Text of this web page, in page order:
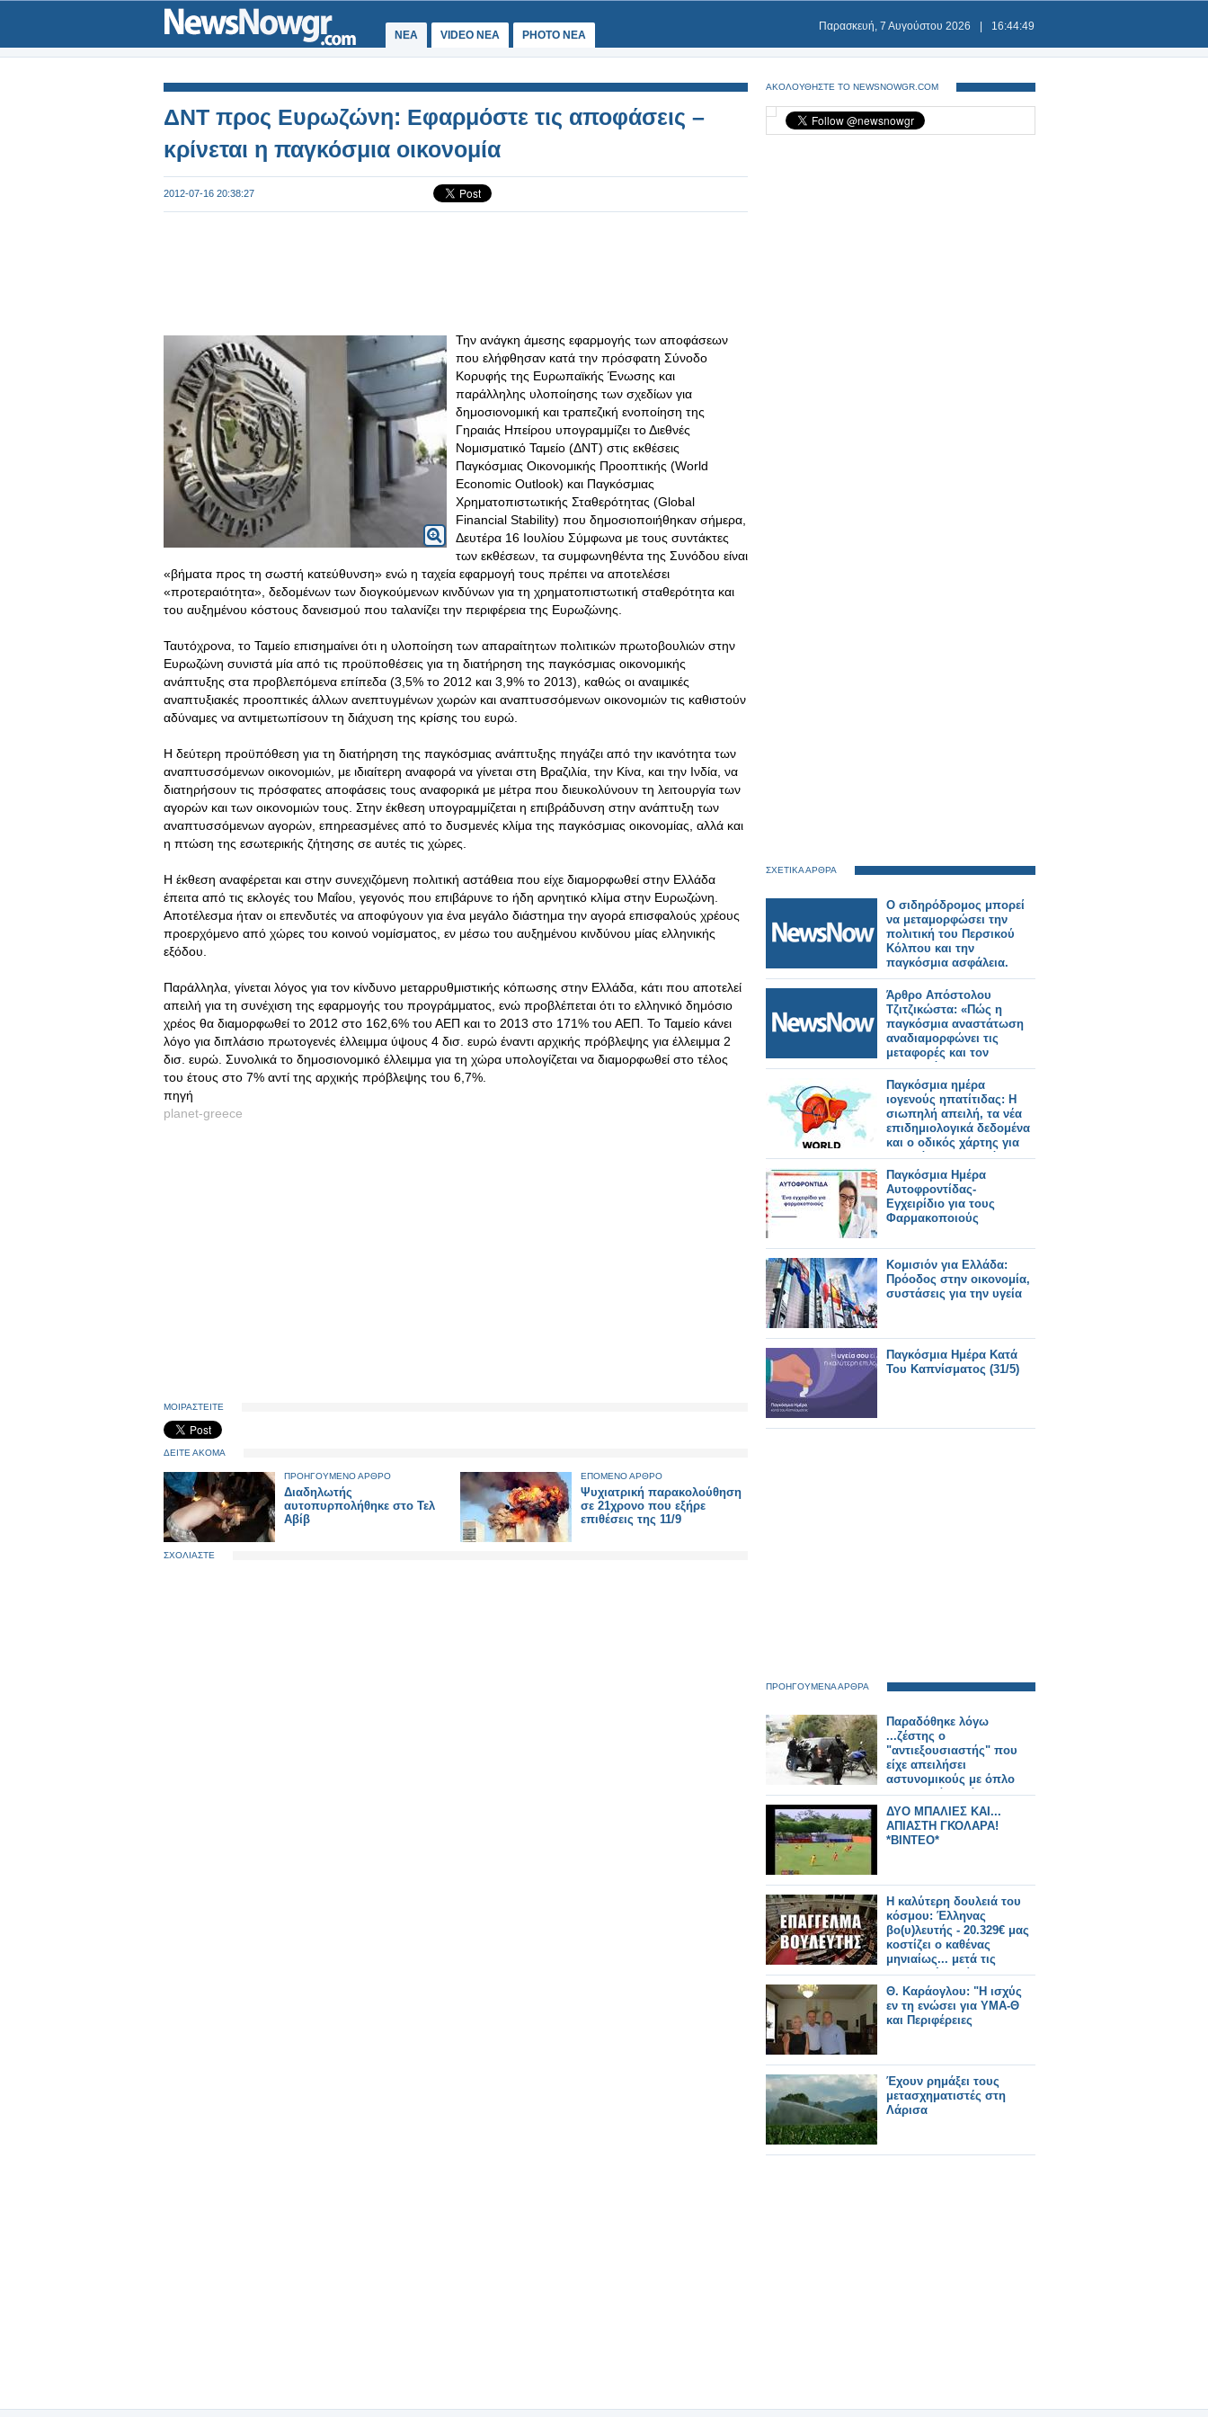
ΝΕΑ VIDEO NEA PHOTO NEA
Παρασκευή, 7 Αυγούστου 2026 16:44:50
ΔΝΤ προς Ευρωζώνη: Εφαρμόστε τις αποφάσεις –
κρίνεται η παγκόσμια οικονομία
2012-07-16 20:38:27
Την ανάγκη άμεσης εφαρμογής των αποφάσεων
που ελήφθησαν κατά την πρόσφατη Σύνοδο
Κορυφής της Ευρωπαϊκής Ένωσης και
παράλληλης υλοποίησης των σχεδίων για
δημοσιονομική και τραπεζική ενοποίηση της
Γηραιάς Ηπείρου υπογραμμίζει το Διεθνές
Νομισματικό Ταμείο (ΔΝΤ) στις εκθέσεις
Παγκόσμιας Οικονομικής Προοπτικής (World
Economic Outlook) και Παγκόσμιας
Χρηματοπιστωτικής Σταθερότητας (Global
Financial Stability) που δημοσιοποιήθηκαν σήμερα,
Δευτέρα 16 Ιουλίου Σύμφωνα με τους συντάκτες
των εκθέσεων, τα συμφωνηθέντα της Συνόδου είναι
«βήματα προς τη σωστή κατεύθυνση» ενώ η ταχεία εφαρμογή τους πρέπει να αποτελέσει
«προτεραιότητα», δεδομένων των διογκούμενων κινδύνων για τη χρηματοπιστωτική σταθερότητα και
του αυξημένου κόστους δανεισμού που ταλανίζει την περιφέρεια της Ευρωζώνης.
Ταυτόχρονα, το Ταμείο επισημαίνει ότι η υλοποίηση των απαραίτητων πολιτικών πρωτοβουλιών στην
Ευρωζώνη συνιστά μία από τις προϋποθέσεις για τη διατήρηση της παγκόσμιας οικονομικής
ανάπτυξης στα προβλεπόμενα επίπεδα (3,5% το 2012 και 3,9% το 2013), καθώς οι αναιμικές
αναπτυξιακές προοπτικές άλλων ανεπτυγμένων χωρών και αναπτυσσόμενων οικονομιών τις καθιστούν
αδύναμες να αντιμετωπίσουν τη διάχυση της κρίσης του ευρώ.
Η δεύτερη προϋπόθεση για τη διατήρηση της παγκόσμιας ανάπτυξης πηγάζει από την ικανότητα των
αναπτυσσόμενων οικονομιών, με ιδιαίτερη αναφορά να γίνεται στη Βραζιλία, την Κίνα, και την Ινδία, να
διατηρήσουν τις πρόσφατες αποφάσεις τους αναφορικά με μέτρα που διευκολύνουν τη λειτουργία των
αγορών και των οικονομιών τους. Στην έκθεση υπογραμμίζεται η επιβράδυνση στην ανάπτυξη των
αναπτυσσόμενων αγορών, επηρεασμένες από το δυσμενές κλίμα της παγκόσμιας οικονομίας, αλλά και
η πτώση της εσωτερικής ζήτησης σε αυτές τις χώρες.
Η έκθεση αναφέρεται και στην συνεχιζόμενη πολιτική αστάθεια που είχε διαμορφωθεί στην Ελλάδα
έπειτα από τις εκλογές του Μαΐου, γεγονός που επιβάρυνε το ήδη αρνητικό κλίμα στην Ευρωζώνη.
Αποτέλεσμα ήταν οι επενδυτές να αποφύγουν για ένα μεγάλο διάστημα την αγορά επισφαλούς χρέους
προερχόμενο από χώρες του κοινού νομίσματος, εν μέσω του αυξημένου κινδύνου μίας ελληνικής
εξόδου.
Παράλληλα, γίνεται λόγος για τον κίνδυνο μεταρρυθμιστικής κόπωσης στην Ελλάδα, κάτι που αποτελεί
απειλή για τη συνέχιση της εφαρμογής του προγράμματος, ενώ προβλέπεται ότι το ελληνικό δημόσιο
χρέος θα διαμορφωθεί το 2012 στο 162,6% του ΑΕΠ και το 2013 στο 171% του ΑΕΠ. Το Ταμείο κάνει
λόγο για διπλάσιο πρωτογενές έλλειμμα ύψους 4 δισ. ευρώ έναντι αρχικής πρόβλεψης για έλλειμμα 2
δισ. ευρώ. Συνολικά το δημοσιονομικό έλλειμμα για τη χώρα υπολογίζεται να διαμορφωθεί στο τέλος
του έτους στο 7% αντί της αρχικής πρόβλεψης του 6,7%.
πηγή
planet-greece
ΜΟΙΡΑΣΤΕΙΤΕ
ΔΕΙΤΕ ΑΚΟΜΑ
ΠΡΟΗΓΟΥΜΕΝΟ ΑΡΘΡΟ
Διαδηλωτής
αυτοπυρπολήθηκε στο Τελ
Αβίβ
ΕΠΟΜΕΝΟ ΑΡΘΡΟ
Ψυχιατρική παρακολούθηση
σε 21χρονο που εξήρε
επιθέσεις της 11/9
ΣΧΟΛΙΑΣΤΕ
ΑΚΟΛΟΥΘΗΣΤΕ ΤΟ NEWSNOWGR.COM
ΣΧΕΤΙΚΑ ΑΡΘΡΑ
Ο σιδηρόδρομος μπορεί
να μεταμορφώσει την
πολιτική του Περσικού
Κόλπου και την
παγκόσμια ασφάλεια.
Άρθρο Απόστολου
Τζιτζικώστα: «Πώς η
παγκόσμια αναστάτωση
αναδιαμορφώνει τις
μεταφορές και τον
τουρισμό»
Παγκόσμια ημέρα
ιογενούς ηπατίτιδας: Η
σιωπηλή απειλή, τα νέα
επιδημιολογικά δεδομένα
και ο οδικός χάρτης για
την εξάλειψη της νόσου
Παγκόσμια Ημέρα
Αυτοφροντίδας-
Εγχειρίδιο για τους
Φαρμακοποιούς
Κομισιόν για Ελλάδα:
Πρόοδος στην οικονομία,
συστάσεις για την υγεία
Παγκόσμια Ημέρα Κατά
Του Καπνίσματος (31/5)
ΠΡΟΗΓΟΥΜΕΝΑ ΑΡΘΡΑ
Παραδόθηκε λόγω
...ζέστης ο
"αντιεξουσιαστής" που
είχε απειλήσει
αστυνομικούς με όπλο
στα Γλυκά Νερά - Έχει
καταδίκη για Ναρκωτικά...
ΔΥΟ ΜΠΑΛΙΕΣ ΚΑΙ...
ΑΠΙΑΣΤΗ ΓΚΟΛΑΡΑ!
*ΒΙΝΤΕΟ*
Η καλύτερη δουλειά του
κόσμου: Έλληνας
βο(υ)λευτής - 20.329€ μας
κοστίζει ο καθένας
μηνιαίως... μετά τις
περικοπές! Δείτε τα
προνόμια τους και
κλάψτε!!
Θ. Καράογλου: "Η ισχύς
εν τη ενώσει για ΥΜΑ-Θ
και Περιφέρειες
Έχουν ρημάξει τους
μετασχηματιστές στη
Λάρισα